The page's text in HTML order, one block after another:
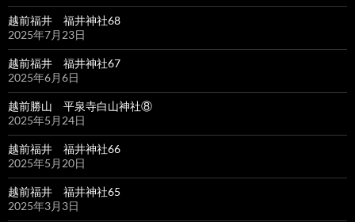
越前福井 福井神社68
2025年7月23日
越前福井 福井神社67
2025年6月6日
越前勝山 平泉寺白山神社⑧
2025年5月24日
越前福井 福井神社66
2025年5月20日
越前福井 福井神社65
2025年3月3日